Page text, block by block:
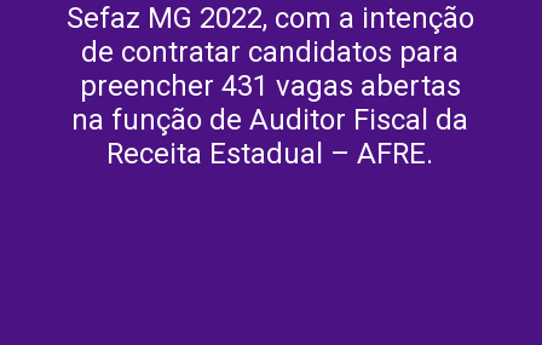
Sefaz MG 2022, com a intenção
de contratar candidatos para
preencher 431 vagas abertas
na função de Auditor Fiscal da
Receita Estadual – AFRE.